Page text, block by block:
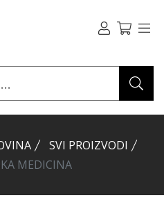
SVI PROIZVODI
MEDICINA